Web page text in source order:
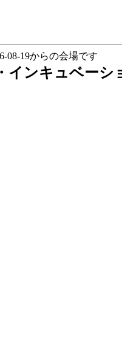
08-19からの会場です
インキュベー